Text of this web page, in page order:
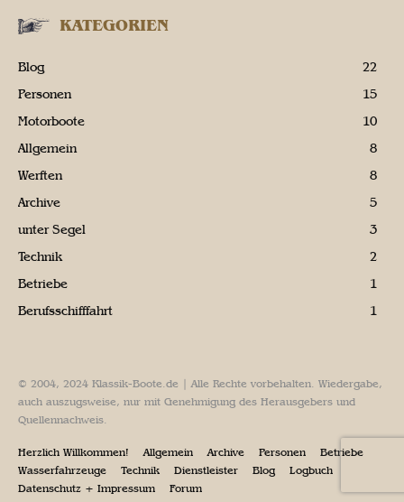
KATEGORIEN
Blog
22
Personen
15
Motorboote
10
Allgemein
8
Werften
8
Archive
5
unter Segel
3
Technik
2
Betriebe
1
Berufsschifffahrt
1
© 2004, 2024 Klassik-Boote.de | Alle Rechte vorbehalten. Wiedergabe,
auch auszugsweise, nur mit Genehmigung des Herausgebers und
Quellennachweis.
Herzlich Willkommen! Allgemein Archive Personen
Betriebe
Wasserfahrzeuge
Technik Dienstleister Blog
Logbuch
Datenschutz + Impressum
Forum